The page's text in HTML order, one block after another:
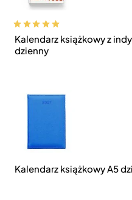
Kalendarz książkowy z
dzienny
Kalendarz książkowy A5